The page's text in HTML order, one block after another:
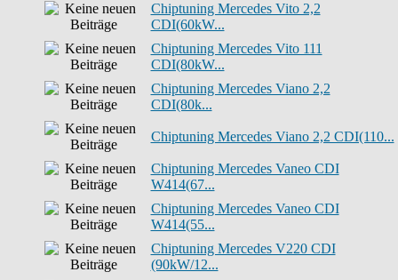
Chiptuning Mercedes Vito 2,2
CDI(60kW...
Chiptuning Mercedes Vito 111
CDI(80kW...
Chiptuning Mercedes Viano 2,2
CDI(80k...
Chiptuning Mercedes Viano 2,2 CDI(110...
Chiptuning Mercedes Vaneo CDI
W414(67...
Chiptuning Mercedes Vaneo CDI
W414(55...
Chiptuning Mercedes V220 CDI
(90kW/12...